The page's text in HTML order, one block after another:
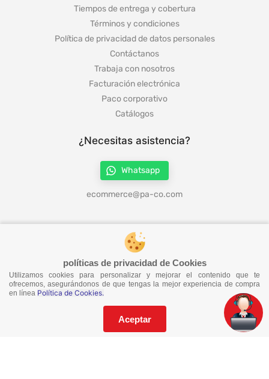
políticas de privacidad de Cookies
Utilizamos cookies para personalizar y mejorar el contenido que te
ofrecemos, asegurándonos de que tengas la mejor experiencia de compra
en línea Política de Cookies.
Aceptar
Tiempos de entrega y cobertura
Términos y condiciones
Política de privacidad de datos personales
Contáctanos
Trabaja con nosotros
Facturación electrónica
Paco corporativo
Catálogos
¿Necesitas asistencia?
Whatsapp
ecommerce@pa-co.com
¡No te pierdas nuestras ofertas!